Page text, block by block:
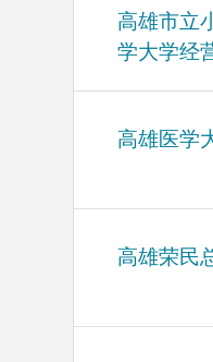
高雄市立
学大学经
高雄医学
高雄荣民